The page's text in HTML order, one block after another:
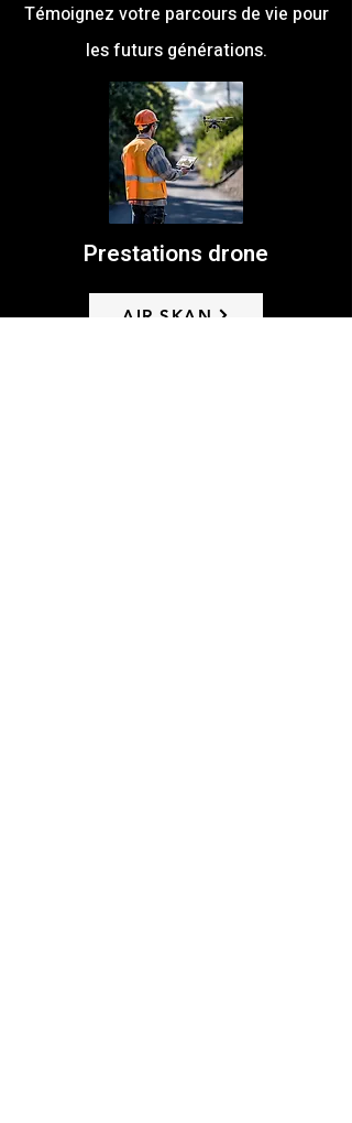
Témoignez votre parcours de vie pour
les futurs générations.
Prestations drone
AIR SKAN